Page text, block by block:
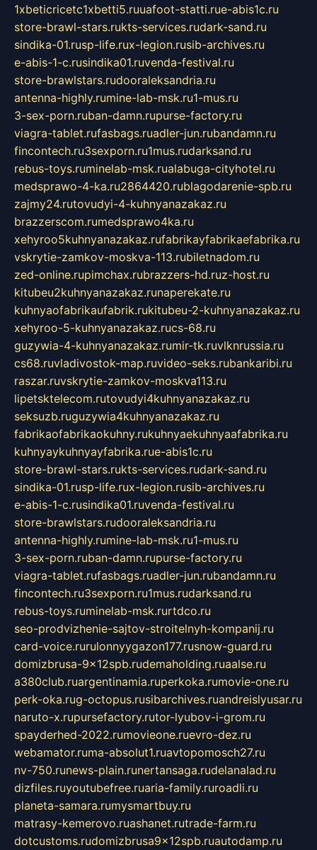
1xbeticricetc1xbetti5.ruuafoot-statti.rue-abis1c.ru
store-brawl-stars.rukts-services.rudark-sand.ru
sindika-01.rusp-life.rux-legion.rusib-archives.ru
e-abis-1-c.rusindika01.ruvenda-festival.ru
store-brawlstars.rudooraleksandria.ru
antenna-highly.rumine-lab-msk.ru1-mus.ru
3-sex-porn.ruban-damn.rupurse-factory.ru
viagra-tablet.rufasbags.ruadler-jun.rubandamn.ru
fincontech.ru3sexporn.ru1mus.rudarksand.ru
rebus-toys.ruminelab-msk.rualabuga-cityhotel.ru
medsprawo-4-ka.ru2864420.rublagodarenie-spb.ru
zajmy24.rutovudyi-4-kuhnyanazakaz.ru
brazzerscom.rumedsprawo4ka.ru
xehyroo5kuhnyanazakaz.rufabrikayfabrikaefabrika.ru
vskrytie-zamkov-moskva-113.rubiletnadom.ru
zed-online.rupimchax.rubrazzers-hd.ruz-host.ru
kitubeu2kuhnyanazakaz.runaperekate.ru
kuhnyaofabrikaufabrik.rukitubeu-2-kuhnyanazakaz.ru
xehyroo-5-kuhnyanazakaz.rucs-68.ru
guzywia-4-kuhnyanazakaz.rumir-tk.ruvlknrussia.ru
cs68.ruvladivostok-map.ruvideo-seks.rubankaribi.ru
raszar.ruvskrytie-zamkov-moskva113.ru
lipetsktelecom.rutovudyi4kuhnyanazakaz.ru
seksuzb.ruguzywia4kuhnyanazakaz.ru
fabrikaofabrikaokuhny.rukuhnyaekuhnyaafabrika.ru
kuhnyaykuhnyayfabrika.rue-abis1c.ru
store-brawl-stars.rukts-services.rudark-sand.ru
sindika-01.rusp-life.rux-legion.rusib-archives.ru
e-abis-1-c.rusindika01.ruvenda-festival.ru
store-brawlstars.rudooraleksandria.ru
antenna-highly.rumine-lab-msk.ru1-mus.ru
3-sex-porn.ruban-damn.rupurse-factory.ru
viagra-tablet.rufasbags.ruadler-jun.rubandamn.ru
fincontech.ru3sexporn.ru1mus.rudarksand.ru
rebus-toys.ruminelab-msk.rurtdco.ru
seo-prodvizhenie-sajtov-stroitelnyh-kompanij.ru
card-voice.rurulonnyygazon177.rusnow-guard.ru
domizbrusa-9x12spb.rudemaholding.ruaalse.ru
a380club.ruargentinamia.ruperkoka.rumovie-one.ru
perk-oka.rug-octopus.rusibarchives.ruandreislyusar.ru
naruto-x.rupursefactory.rutor-lyubov-i-grom.ru
spayderhed-2022.rumovieone.ruevro-dez.ru
webamator.ruma-absolut1.ruavtopomosch27.ru
nv-750.runews-plain.runertansaga.rudelanalad.ru
dizfiles.ruyoutubefree.ruaria-family.ruroadli.ru
planeta-samara.rumysmartbuy.ru
matrasy-kemerovo.ruashanet.rutrade-farm.ru
dotcustoms.rudomizbrusa9x12spb.ruautodamp.ru